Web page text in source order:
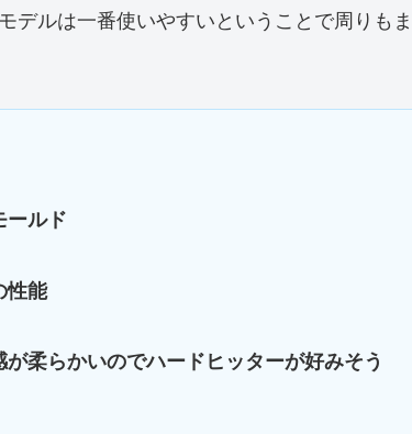
デルは一番使いやすいということで周りも
ールド
性能
が柔らかいのでハードヒッターが好みそう